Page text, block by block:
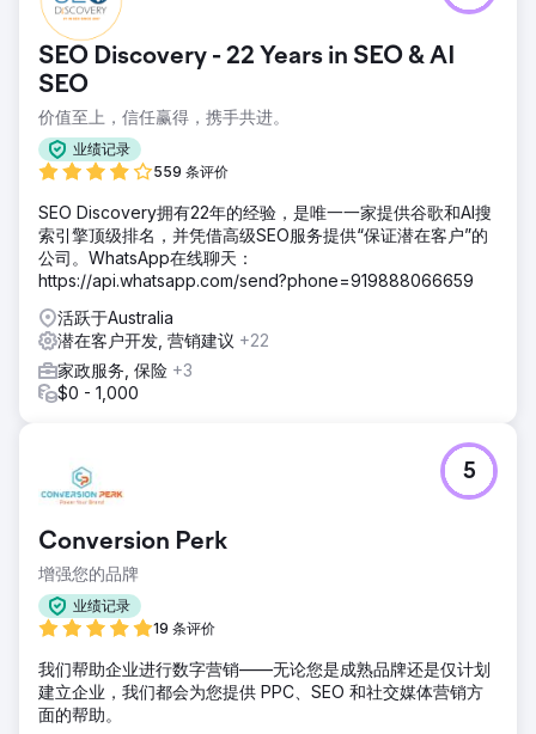
SEO Discovery - 22 Years in SEO & AI
SEO
价值至上，信任赢得，携手共进。
业绩记录
559 条评价
SEO Discovery拥有22年的经验，是唯一一家提供谷歌和AI搜
索引擎顶级排名，并凭借高级SEO服务提供“保证潜在客户”的
公司。WhatsApp在线聊天：
https://api.whatsapp.com/send?phone=919888066659
活跃于Australia
潜在客户开发, 营销建议 +22
家政服务, 保险 +3
$0 - 1,000
Conversion Perk
增强您的品牌
业绩记录
19 条评价
5
我们帮助企业进行数字营销——无论您是成熟品牌还是仅计划
建立企业，我们都会为您提供 PPC、SEO 和社交媒体营销方
面的帮助。